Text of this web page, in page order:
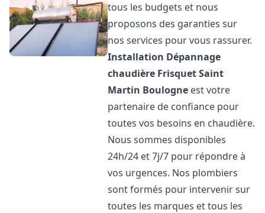
tous les budgets et nous
proposons des garanties sur
nos services pour vous rassurer.
Installation Dépannage
chaudière FrisquetSaint
Martin Boulogne est votre
partenaire de confiance pour
toutes vos besoins en chaudière.
Nous sommes disponibles
24h/24 et 7j/7 pour répondre à
vos urgences. Nos plombiers
sont formés pour intervenir sur
toutes les marques et tous les